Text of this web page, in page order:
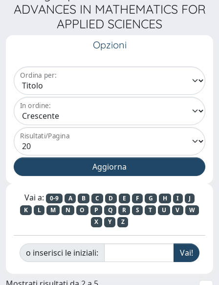
ADVANCES IN MATHEMATICS FOR
APPLIED SCIENCES
Opzioni
Ordina per:
In ordine:
Risultati/Pagina
Vai a: 0-9 A B C D E F G H I
J
K
L M N O P Q R S T U V
W
X
Y Z
o inserisci le iniziali: